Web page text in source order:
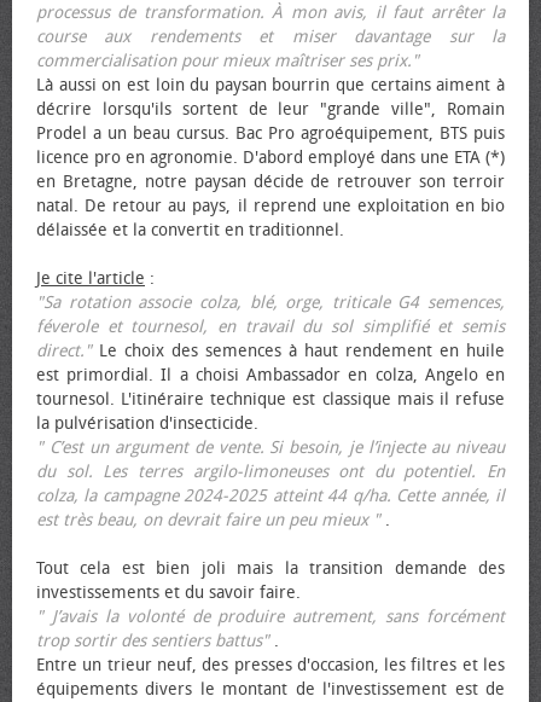
processus de transformation. À mon avis, il faut arrêter la
course aux rendements et miser davantage sur la
commercialisation pour mieux maîtriser ses prix."
Là aussi on est loin du paysan bourrin que certains aiment à
décrire lorsqu'ils sortent de leur "grande ville", Romain
Prodel a un beau cursus. Bac Pro agroéquipement, BTS puis
licence pro en agronomie. D'abord employé dans une ETA (*)
en Bretagne, notre paysan décide de retrouver son terroir
natal. De retour au pays, il reprend une exploitation en bio
délaissée et la convertit en traditionnel.
Je cite l'article :
"Sa rotation associe colza, blé, orge, triticale G4 semences,
féverole et tournesol, en travail du sol simplifié et semis
direct."Le choix des semences à haut rendement en huile
est primordial. Il a choisi Ambassador en colza, Angelo en
tournesol. L'itinéraire technique est classique mais il refuse
la pulvérisation d'insecticide.
" C’est un argument de vente. Si besoin, je l’injecte au niveau
du sol. Les terres argilo-limoneuses ont du potentiel. En
colza, la campagne 2024-2025 atteint 44 q/ha. Cette année, il
est très beau, on devrait faire un peu mieux ".
Tout cela est bien joli mais la transition demande des
investissements et du savoir faire.
" J’avais la volonté de produire autrement, sans forcément
trop sortir des sentiers battus".
Entre un trieur neuf, des presses d'occasion, les filtres et les
équipements divers le montant de l'investissement est de